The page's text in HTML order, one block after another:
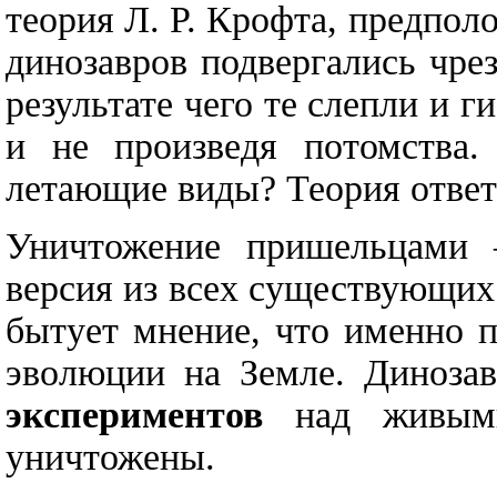
теория Л. Р. Крофта,
динозавров подвергались
результате чего те слепли и
и не произведя
летающие виды? Теория
Уничтожение пришельцами
версия из всех
бытует мнение, что именно
эволюции на Земле.
экспериментов над
уничтожены.